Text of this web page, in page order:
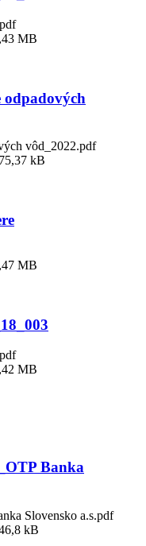
MB
odpadových
vôd_2022.pdf
kB
MB
MB
Banka
Slovensko a.s.pdf
kB